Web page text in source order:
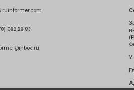
ruinformer.com
082 28 83